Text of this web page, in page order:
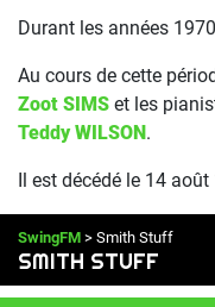
Durant les années
Au cours de cette
Zoot SIMS et les
Teddy WILSON .
Il est décédé le 14
SwingFM > Smith Stuff
SMITH STUFF